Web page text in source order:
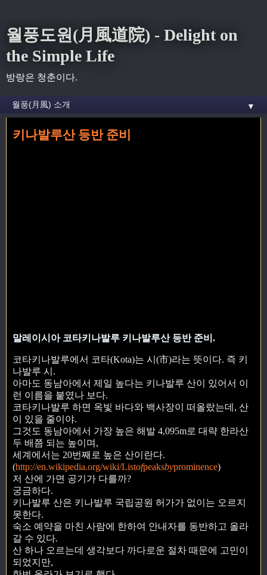
월풍도원(月風道院) - Delight on
the Simple Life
방랑은 청춘이다.
▼
홈» 준비 꼬리가 달린 글
키나발루산 등반 준비
말레이시아 코타키나발루 키나발루산 등반 준비.
코타키나발루에서 코타(Kota)는 시(市)라는 뜻이다. 즉 키
나발루 시.
아마도 동남아에서 제일 높다는 키나발루 산이 있어서 이
런 이름을 붙였나 보다.
코타키나발루 하면 옥빛 바다와 백사장이 떠올랐는데, 산
이 있을 줄이야.
그것도 동남아에서 가장 높은 해발 4,095m로 대략 한라산
두 배쯤 되는 높이며,
세계에서는 20번째로 높은 산이란다.
(http://en.wikipedia.org/wiki/Listofpeaksbyprominence)
저 산에 가면 공기가 다를까?
궁금하다.
키나발루 산은 키나발루 국립공원 허가가 없이는 오르지
못한다.
숙소 예약을 마친 사람에 한하여 안내자를 동반하고 올라
갈 수 있다.
산 하나 오르는데 생각보다 까다로운 절차 때문에 고민이
되었지만,